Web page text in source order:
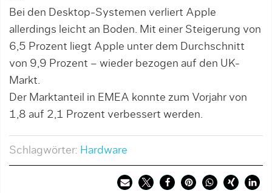
Bei den Desktop-Systemen verliert Apple
allerdings leicht an Boden. Mit einer Steigerung von
6,5 Prozent liegt Apple unter dem Durchschnitt
von 9,9 Prozent – wieder bezogen auf den UK-
Markt.
Der Marktanteil in EMEA konnte zum Vorjahr von
1,8 auf 2,1 Prozent verbessert werden.
Schlagwörter: Hardware